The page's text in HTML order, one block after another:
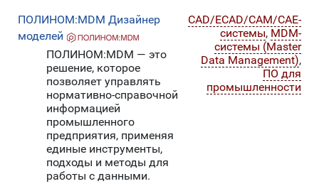
ПОЛИНОМ:MDM Дизайнер
моделей
ПОЛИНОМ:MDM — это
решение, которое
позволяет управлять
нормативно-справочной
информацией
промышленного
предприятия, применяя
единые инструменты,
подходы и методы для
работы с данными.
CAD/ECAD/CAM/CAE-
системы, MDM-
системы (Master
Data Management),
ПО для
промышленности